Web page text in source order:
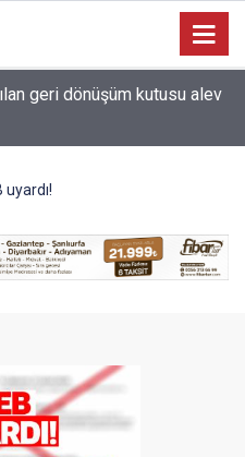
şeritteki araca çarptı
uyardı!